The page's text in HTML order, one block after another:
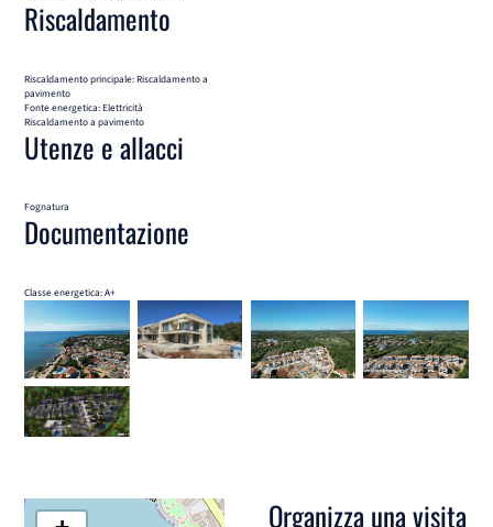
Riscaldamento
Riscaldamento principale: Riscaldamento a
pavimento
Fonte energetica: Elettricità
Riscaldamento a pavimento
Utenze e allacci
Fognatura
Documentazione
Classe energetica: A+
Organizza una visita